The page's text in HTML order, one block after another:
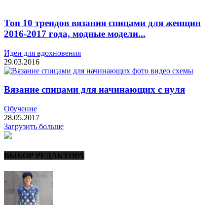
Топ 10 трендов вязания спицами для женщин
2016-2017 года, модные модели...
Идеи для вдохновения
29.03.2016
Вязание спицами для начинающих с нуля
Обучение
28.05.2017
Загрузить больше
ВЫБОР РЕДАКТОРА